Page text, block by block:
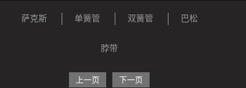
萨克斯 单簧管
脖带
双簧管 巴松
上一页 下一页